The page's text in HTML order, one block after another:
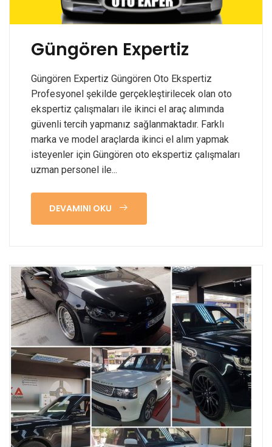
Güngören Expertiz
Güngören Expertiz Güngören Oto Ekspertiz
Profesyonel şekilde gerçekleştirilecek olan oto
ekspertiz çalışmaları ile ikinci el araç alımında
güvenli tercih yapmanız sağlanmaktadır. Farklı
marka ve model araçlarda ikinci el alım yapmak
isteyenler için Güngören oto ekspertiz çalışmaları
uzman personel ile...
DEVAMINI OKU